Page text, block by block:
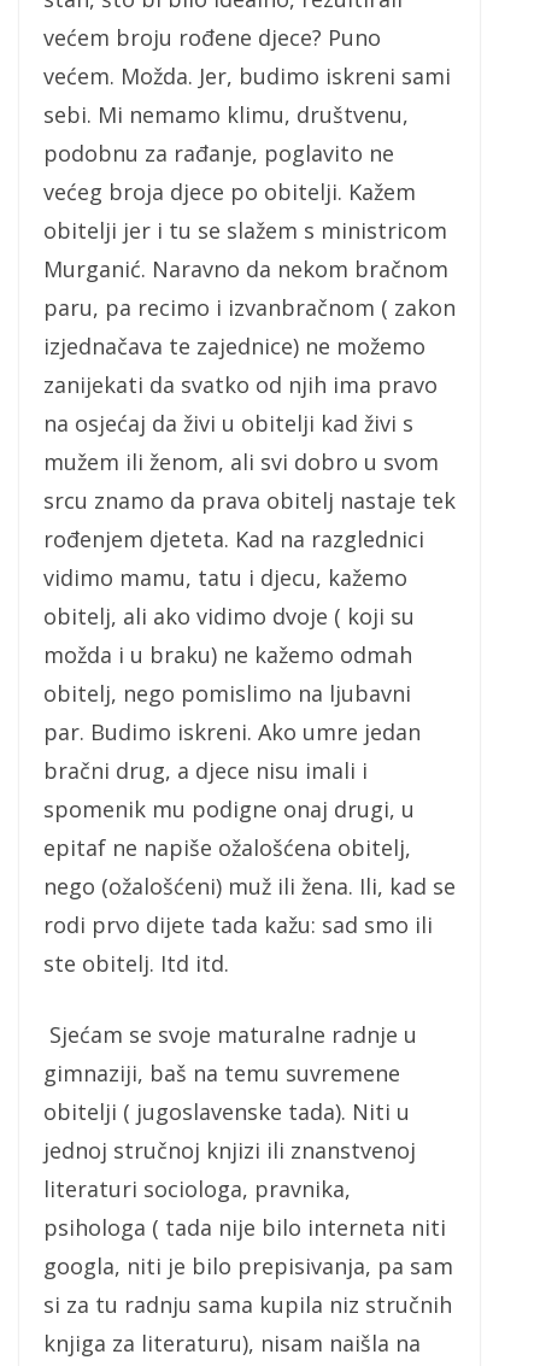
većem broju rođene djece? Puno
većem. Možda. Jer, budimo iskreni sami
sebi. Mi nemamo klimu, društvenu,
podobnu za rađanje, poglavito ne
većeg broja djece po obitelji. Kažem
obitelji jer i tu se slažem s ministricom
Murganić. Naravno da nekom bračnom
paru, pa recimo i izvanbračnom ( zakon
izjednačava te zajednice) ne možemo
zanijekati da svatko od njih ima pravo
na osjećaj da živi u obitelji kad živi s
mužem ili ženom, ali svi dobro u svom
srcu znamo da prava obitelj nastaje tek
rođenjem djeteta. Kad na razglednici
vidimo mamu, tatu i djecu, kažemo
obitelj, ali ako vidimo dvoje ( koji su
možda i u braku) ne kažemo odmah
obitelj, nego pomislimo na ljubavni
par. Budimo iskreni. Ako umre jedan
bračni drug, a djece nisu imali i
spomenik mu podigne onaj drugi, u
epitaf ne napiše ožalošćena obitelj,
nego (ožalošćeni) muž ili žena. Ili, kad se
rodi prvo dijete tada kažu: sad smo ili
ste obitelj. Itd itd.
Sjećam se svoje maturalne radnje u
gimnaziji, baš na temu suvremene
obitelji ( jugoslavenske tada). Niti u
jednoj stručnoj knjizi ili znanstvenoj
literaturi sociologa, pravnika,
psihologa ( tada nije bilo interneta niti
googla, niti je bilo prepisivanja, pa sam
si za tu radnju sama kupila niz stručnih
knjiga za literaturu), nisam naišla na